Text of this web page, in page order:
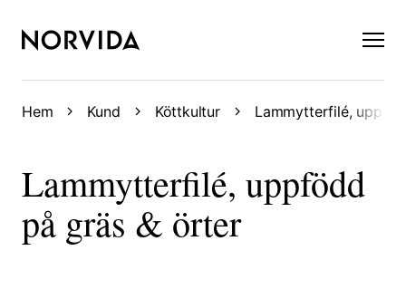
Hem Kund Köttkultur Lammytterfilé,
Lammytterfilé, uppfödd
på gräs & örter